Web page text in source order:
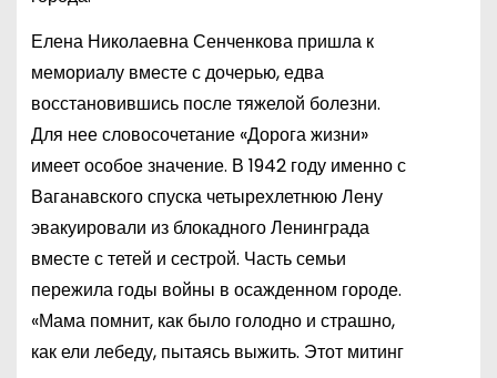
Елена Николаевна Сенченкова пришла к
мемориалу вместе с дочерью, едва
восстановившись после тяжелой болезни.
Для нее словосочетание «Дорога жизни»
имеет особое значение. В 1942 году именно с
Ваганавского спуска четырехлетнюю Лену
эвакуировали из блокадного Ленинграда
вместе с тетей и сестрой. Часть семьи
пережила годы войны в осажденном городе.
«Мама помнит, как было голодно и страшно,
как ели лебеду, пытаясь выжить. Этот митинг